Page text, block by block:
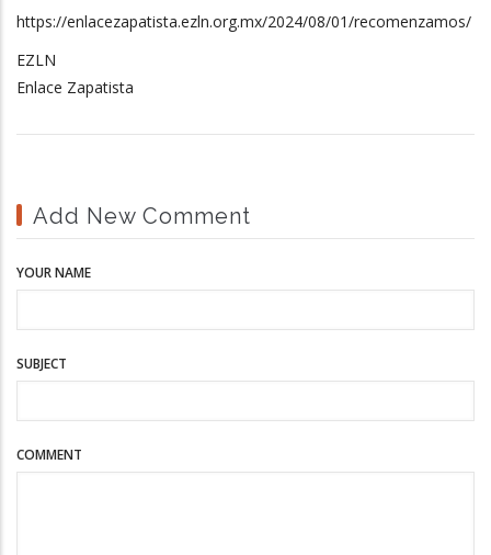
https://enlacezapatista.ezln.org.mx/2024/08/01/recomenzamos/
EZLN
Enlace Zapatista
Add New Comment
YOUR NAME
SUBJECT
COMMENT